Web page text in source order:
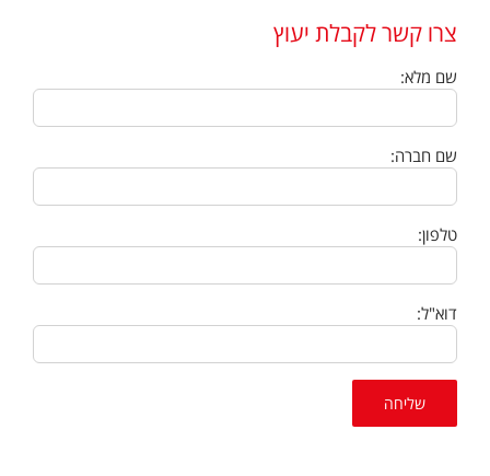
צרו קשר לקבלת יעוץ
שם מלא:
שם חברה:
טלפון:
דוא"ל: